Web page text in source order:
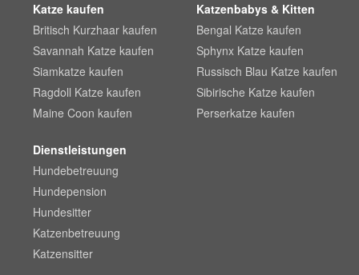
Katze kaufen
Britisch Kurzhaar kaufen
Savannah Katze kaufen
Siamkatze kaufen
Ragdoll Katze kaufen
Maine Coon kaufen
Katzenbabys & Kitten
Bengal Katze kaufen
Sphynx Katze kaufen
Russisch Blau Katze kaufen
Sibirische Katze kaufen
Perserkatze kaufen
Dienstleistungen
Hundebetreuung
Hundepension
Hundesitter
Katzenbetreuung
Katzensitter